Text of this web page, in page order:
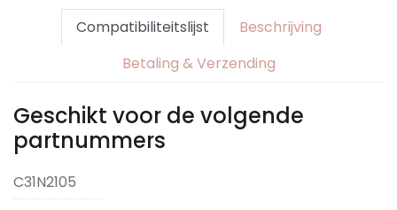
Compatibiliteitslijst
Beschrijving
Betaling & Verzending
Geschikt voor de volgende
partnummers
C31N2105